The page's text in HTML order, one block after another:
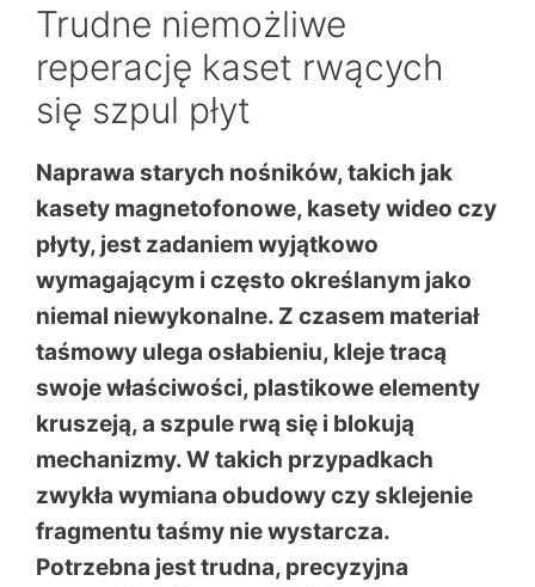
Trudne niemożliwe
reperację kaset rwących
się szpul płyt
Naprawa starych nośników, takich jak
kasety magnetofonowe, kasety wideo czy
płyty, jest zadaniem wyjątkowo
wymagającym i często określanym jako
niemal niewykonalne. Z czasem materiał
taśmowy ulega osłabieniu, kleje tracą
swoje właściwości, plastikowe elementy
kruszeją, a szpule rwą się i blokują
mechanizmy. W takich przypadkach
zwykła wymiana obudowy czy sklejenie
fragmentu taśmy nie wystarcza.
Potrzebna jesttrudna, precyzyjna